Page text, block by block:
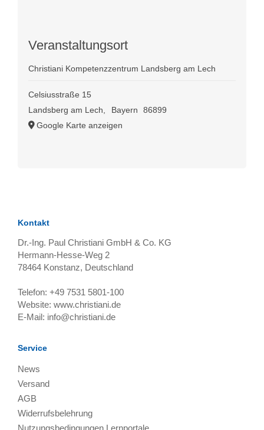
Veranstaltungsort
Christiani Kompetenzzentrum Landsberg am Lech
Celsiusstraße 15
Landsberg am Lech
Bayern
86899
Google Karte anzeigen
Kontakt
Dr.-Ing. Paul Christiani GmbH & Co. KG
Hermann-Hesse-Weg 2
78464 Konstanz, Deutschland
Telefon: +49 7531 5801-100
Website: www.christiani.de
E-Mail: info@christiani.de
Service
News
Versand
AGB
Widerrufsbelehrung
Nutzungsbedingungen Lernportale